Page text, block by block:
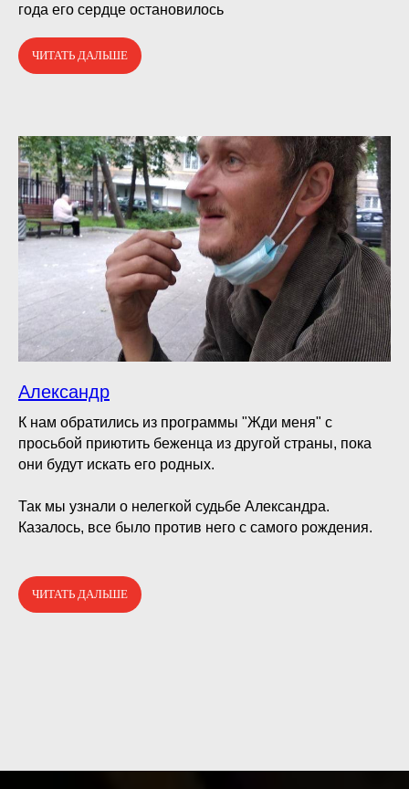
года его сердце остановилось
ЧИТАТЬ ДАЛЬШЕ
Александр
К нам обратились из программы "Жди меня" с
просьбой приютить беженца из другой страны, пока
они будут искать его родных.
Так мы узнали о нелегкой судьбе Александра.
Казалось, все было против него с самого рождения.
ЧИТАТЬ ДАЛЬШЕ